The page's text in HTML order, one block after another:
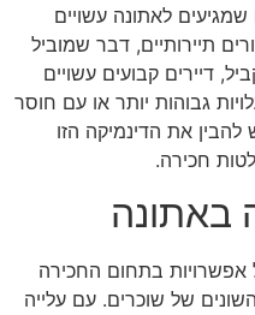
לאתונה עשויים
תיירותיים, דבר שמוביל
דיירים קבועים עשויים
גבוהות יותר או עם חוסר
להבין את הדינמיקה הזו
חכירה.
באתונה
אפשרויות בתחום החכירה
של שוכרים. עם עלייה